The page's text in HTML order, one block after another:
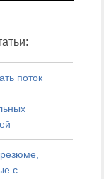
поток
с